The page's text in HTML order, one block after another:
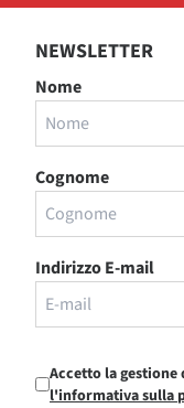
NEWSLETTER
Nome
Cognome
Indirizzo E-mail
Accetto la
l'informativa sulla